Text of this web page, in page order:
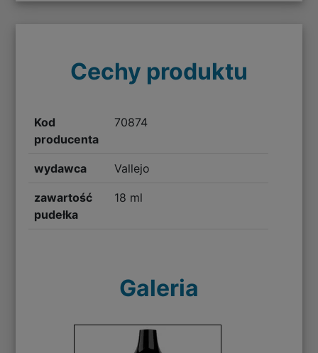
Cechy produktu
Kod
producenta
70874
wydawca Vallejo
zawartość
pudełka
18 ml
Galeria